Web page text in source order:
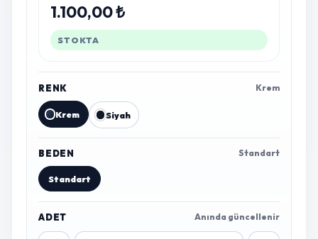
1.100,00 ₺
STOKTA
RENK Krem
Krem Siyah
BEDEN Standart
Standart
ADET Anında güncellenir